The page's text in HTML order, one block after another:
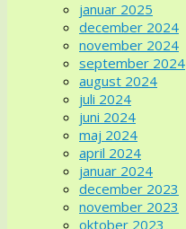
januar 2025
december 2024
november 2024
september 2024
august 2024
juli 2024
juni 2024
maj 2024
april 2024
januar 2024
december 2023
november 2023
oktober 2023